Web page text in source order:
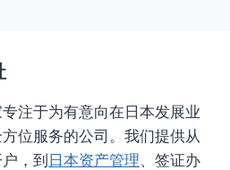
注于为有意向在日本发展业
位服务的公司。我们提供从
，到日本资产管理、签证办